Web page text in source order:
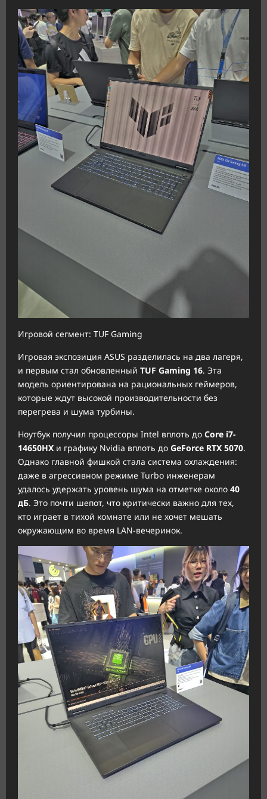
Игровой сегмент: TUF Gaming
Игровая экспозиция ASUS разделилась на два лагеря,
и первым стал обновленный TUF Gaming 16. Эта
модель ориентирована на рациональных геймеров,
которые ждут высокой производительности без
перегрева и шума турбины.
Ноутбук получил процессоры Intel вплоть до Core i7-
14650HX и графику Nvidia вплоть до GeForce RTX 5070.
Однако главной фишкой стала система охлаждения:
даже в агрессивном режиме Turbo инженерам
удалось удержать уровень шума на отметке около 40
дБ. Это почти шепот, что критически важно для тех,
кто играет в тихой комнате или не хочет мешать
окружающим во время LAN-вечеринок.